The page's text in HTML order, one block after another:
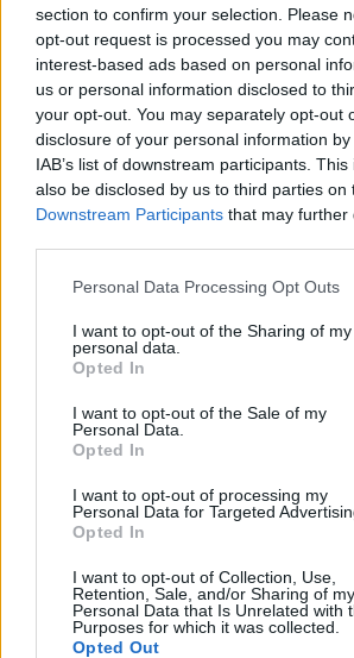
section to confirm your selection. Please
opt-out request is processed you may
interest-based ads based on personal
us or personal information disclosed to
your opt-out. You may separately opt-out
disclosure of your personal information
IAB’s list of downstream participants.
also be disclosed by us to third parties on
Downstream Participants that may further
Please note that this website/app uses
not limited to your visit or usage
grant or deny consent to Google and its
use your data for below specified
consent section.
Personal Data Processing Opt Outs
I want to opt-out of the Sharing of my
personal data.
Opted In
I want to opt-out of the Sale of my
Personal Data.
Opted In
I want to opt-out of processing my
Personal Data for Targeted
Opted In
I want to opt-out of Collection, Use,
Retention, Sale, and/or Sharing of my
Personal Data that Is Unrelated with
Purposes for which it was collected.
Opted Out
Új szenvedély, új
Dia szerint nincs azzal semmi baj,
idomokkal rendelkezik, csak
magában, hogy az is egy
jó, ha közben másra vágyik, vagy
önostorozásba.